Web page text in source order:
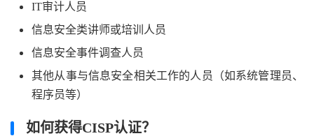
IT审计人员
信息安全类讲师或培训人员
信息安全事件调查人员
其他从事与信息安全相关工作的人员（如系统管理员、
程序员等）
如何获得CISP认证？